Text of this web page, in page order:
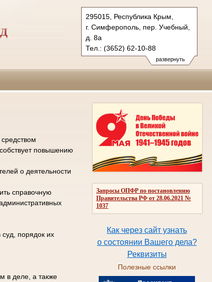
развернуть
295015, Республика Крым,
г. Симферополь, пер. Учебный,
д. 8а
Тел.: (3652) 62-10-88
gvs.krm@sudrf.ru
Запросы ОПФР по постановлению
Правительства РФ от 28.06.2021 №
1037
Как через сайт узнать
о состоянии Вашего дела?
Реквизиты
Полезные ссылки
повышению
о деятельности
справочную
порядок их
в деле, а также